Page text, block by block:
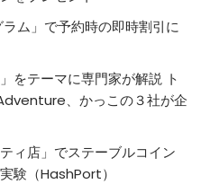
ム」で予約時の即時割引に
をテーマに専門家が解説 ト
、かっこの３社が企
ィ店」でステーブルコイン
験（HashPort）